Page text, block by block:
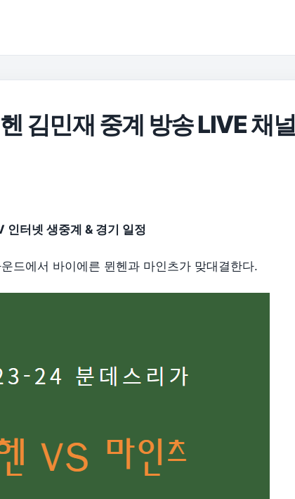
김민재 중계 방송 LIVE 채널 |
인터넷 생중계 & 경기 일정
드에서 바이에른 뮌헨과 마인츠가 맞대결한다.